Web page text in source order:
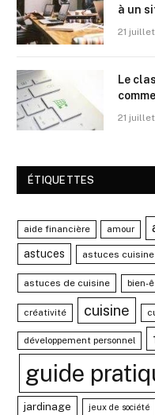
à un
21
Le
21
ÉTIQUETTES
aide financière amour
astuces astuces cuisine
astuces de cuisine bien-
créativité cuisine
développement personnel
guide
jardinage jeux de société